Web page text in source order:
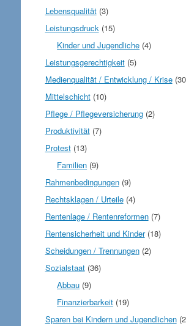
Lebensqualität(3)
Leistungsdruck (15)
Kinder und Jugendliche (4)
Leistungsgerechtigkeit(5)
Medienqualität / Entwicklung / Krise
Mittelschicht(10)
Pflege / Pflegeversicherung(2)
Produktivität(7)
Protest(13)
Familien (9)
Rahmenbedingungen(9)
Rechtsklagen / Urteile(4)
Rentenlage / Rentenreformen(7)
Rentensicherheit und Kinder(18)
Scheidungen / Trennungen(2)
Sozialstaat(36)
Abbau (9)
Finanzierbarkeit (19)
Sparen bei Kindern und Jugendlichen